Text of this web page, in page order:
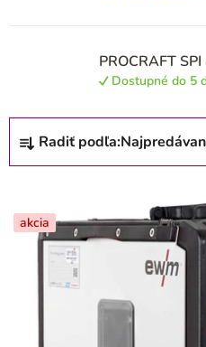
PROCRAFT
Dostupné do 5
R
a
e
n
Radiť podľa:
akcia